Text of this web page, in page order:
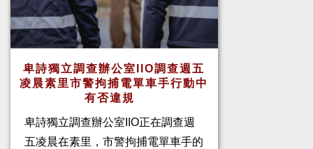
卑詩獨立調查辦公室IIO調查週五
凌晨素里市警拘捕電單車手行動中
有否違規
卑詩獨立調查辦公室IIO正在調查週
五凌晨在素里，市警拘捕電單車手的